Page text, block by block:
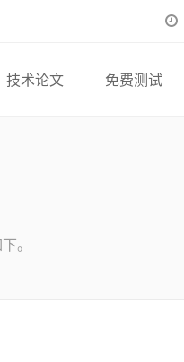
技术论文 免费测试
。